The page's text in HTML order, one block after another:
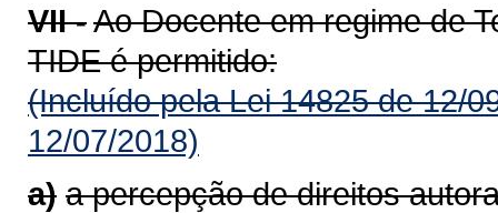
VII -Ao Docente em regime de
TIDE é permitido:
(Incluído pela Lei 14825 de 12/
12/07/2018)
a) a percepção de direitos